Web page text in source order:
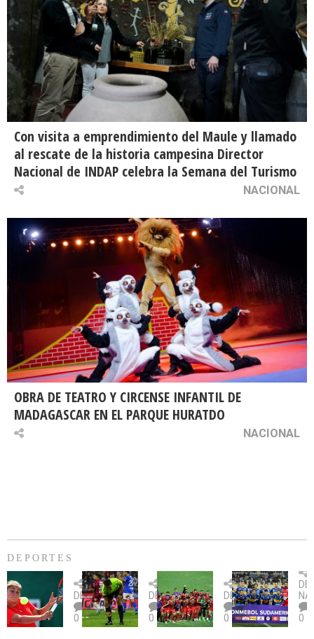
Con visita a emprendimiento del Maule y llamado
al rescate de la historia campesina Director
Nacional de INDAP celebra la Semana del Turismo
NACIONAL
OBRA DE TEATRO Y CIRCENSE INFANTIL DE
MADAGASCAR EN EL PARQUE HURATDO
NACIONAL
DEPORTES
Billie
Jean
King
Cup:
DEPORTES
0
U.
Católica
fue
citada
DEPORTES
0
Copa
Sudamericana:
U.
La
DEPORTES
0
un
0